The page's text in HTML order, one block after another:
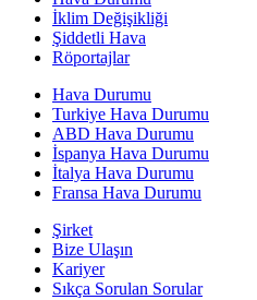
İklim Değişikliği
Şiddetli Hava
Röportajlar
Hava Durumu
Turkiye Hava Durumu
ABD Hava Durumu
İspanya Hava Durumu
İtalya Hava Durumu
Fransa Hava Durumu
Şirket
Bize Ulaşın
Kariyer
Sıkça Sorulan Sorular